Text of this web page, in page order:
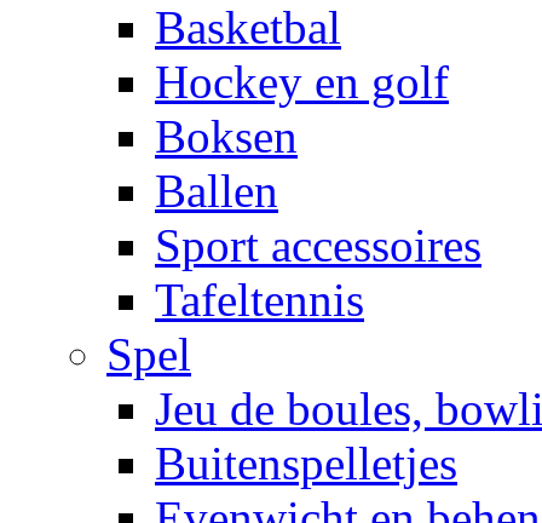
Basketbal
Hockey en golf
Boksen
Ballen
Sport accessoires
Tafeltennis
Spel
Jeu de boules,
Buitenspelletjes